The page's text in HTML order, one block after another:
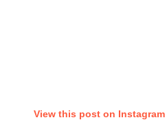
View this post on Instagram